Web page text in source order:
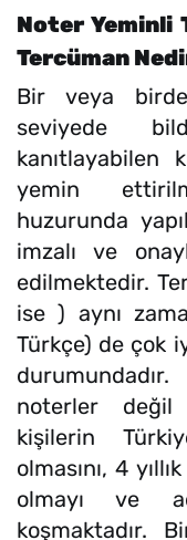
Noter Yeminli
Tercüman
Bir veya
seviyede
kanıtlayabilen
yemin
huzurunda
imzalı ve
edilmektedir.
ise ) aynı
Türkçe) de çok
noterler değil
kişilerin
olmasını, 4
olmayı ve
koşmaktadır.